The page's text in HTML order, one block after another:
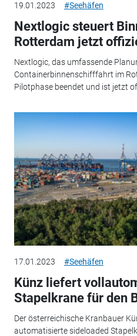
19.01.2023 #Seehäfen
Nextlogic steuert
Rotterdam jetzt
Nextlogic, das umfassende
Containerbinnenschifffahrt im
Pilotphase beendet und ist jetzt
17.01.2023 #Seehäfen
Künz liefert
Stapelkrane für den
Der österreichische Kranbauer
automatisierte sideloaded